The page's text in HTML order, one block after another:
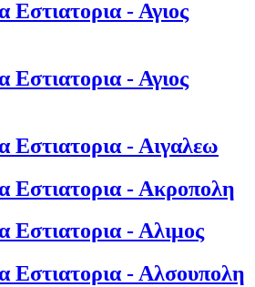
- Αγιος
- Αγιος
- Αιγαλεω
- Ακροπολη
- Αλιμος
- Αλσουπολη